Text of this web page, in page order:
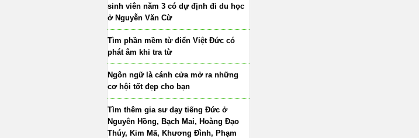
sinh viên năm 3 có dự định đi du học
ở Nguyễn Văn Cừ
Tìm phần mềm từ điển Việt Đức có
phát âm khi tra từ
Ngôn ngữ là cánh cửa mở ra những
cơ hội tốt đẹp cho bạn
Tìm thêm gia sư dạy tiếng Đức ở
Nguyên Hồng, Bạch Mai, Hoàng Đạo
Thúy, Kim Mã, Khương Đình, Phạm